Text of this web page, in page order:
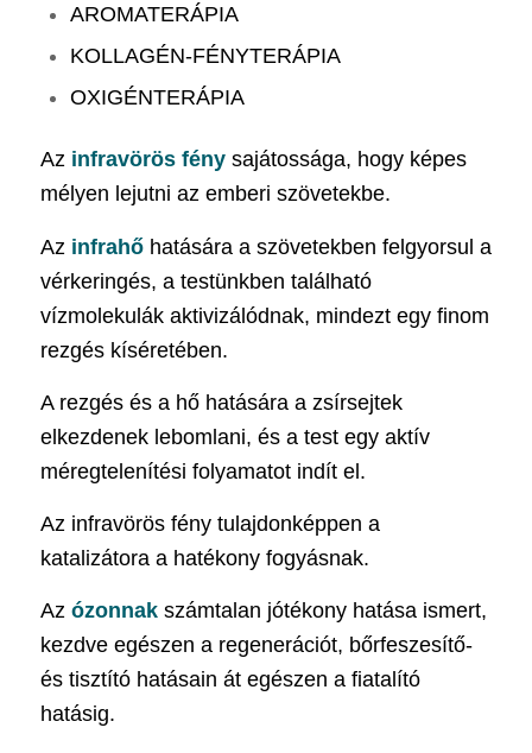
AROMATERÁPIA
KOLLAGÉN-FÉNYTERÁPIA
OXIGÉNTERÁPIA
Az infravörös fénysajátossága, hogy képes
mélyen lejutni az emberi szövetekbe.
Az infrahőhatására a szövetekben felgyorsul a
vérkeringés, a testünkben található
vízmolekulák aktivizálódnak, mindezt egy finom
rezgés kíséretében.
A rezgés és a hő hatására a zsírsejtek
elkezdenek lebomlani, és a test egy aktív
méregtelenítési folyamatot indít el.
Az infravörös fény tulajdonképpen a
katalizátora a hatékony fogyásnak.
Az ózonnakszámtalan jótékony hatása ismert,
kezdve egészen a regenerációt, bőrfeszesítő-
és tisztító hatásain át egészen a fiatalító
hatásig.